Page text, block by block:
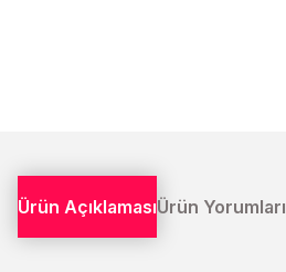
Ürün AçıklamasıÜrün Yorumları